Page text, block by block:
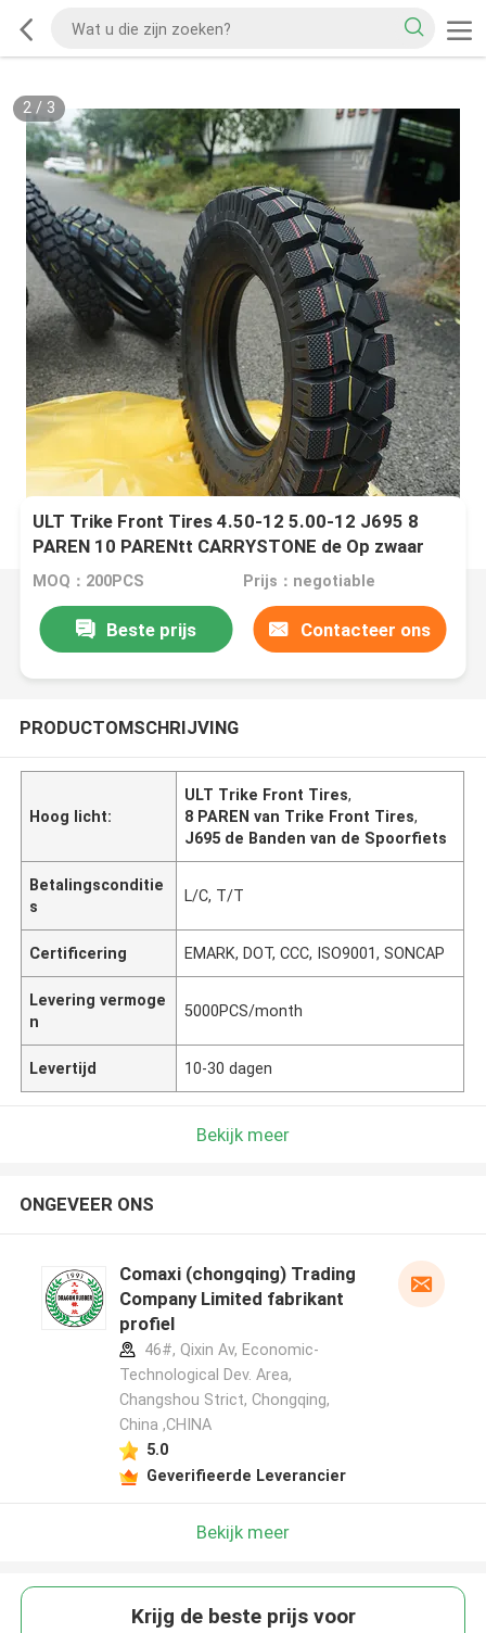
2/ 3
ULT Trike Front Tires 4.50-12 5.00-12 J695 8
PAREN 10 PARENtt CARRYSTONE de Op zwaar
werk berekende Banden van de Spoorfiets
MOQ：200PCS Prijs：negotiable
Beste prijs Contacteer ons
PRODUCTOMSCHRIJVING
Hoog licht:
ULT Trike Front Tires,
8 PAREN van Trike Front Tires,
J695 de Banden van de Spoorfiets
Betalingsconditie
s
L/C, T/T
Certificering EMARK, DOT, CCC, ISO9001, SONCAP
Levering vermoge
n
5000PCS/month
Levertijd 10-30 dagen
Bekijk meer
ONGEVEER ONS
Comaxi (chongqing) Trading
Company Limited fabrikant
profiel
46#, Qixin Av, Economic-
Technological Dev. Area,
Changshou Strict, Chongqing,
China ,CHINA
5.0
Geverifieerde Leverancier
Bekijk meer
Krijg de beste prijs voor